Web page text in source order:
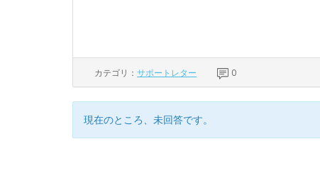
カテゴリ： サポートレター 0
現在のところ、未回答です。